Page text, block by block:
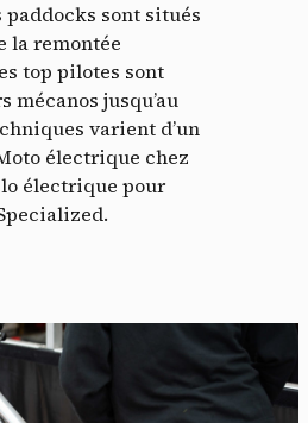
paddocks sont situés
la remontée
top pilotes sont
mécanos jusqu’au
varient d’un
électrique chez
électrique pour
gestion des
tiers, vous acceptez le dépôt et la
de technologies de suivi